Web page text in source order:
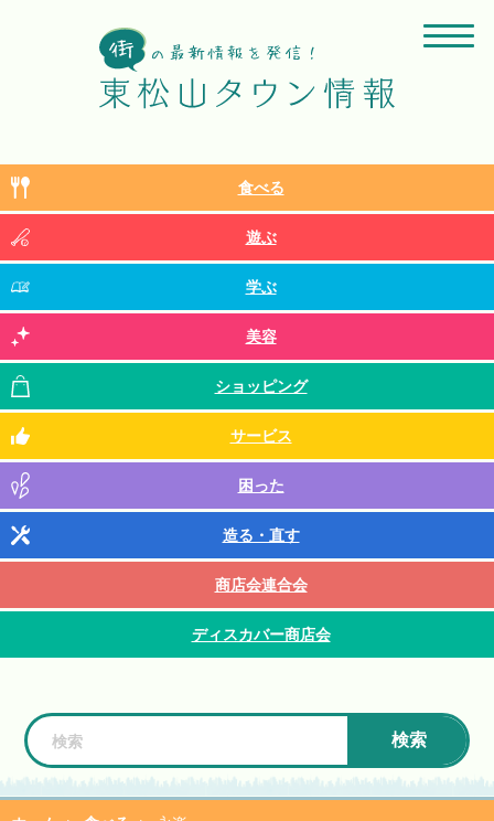
食べる
遊ぶ
学ぶ
美容
ショッピング
サービス
困った
造る・直す
商店会連合会
ディスカバー商店会
検索